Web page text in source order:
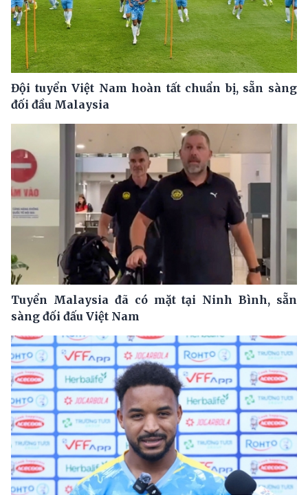
Đội tuyển Việt Nam hoàn tất chuẩn bị, sẵn sàng
đối đầu Malaysia
Tuyển Malaysia đã có mặt tại Ninh Bình, sẵn
sàng đối đấu Việt Nam